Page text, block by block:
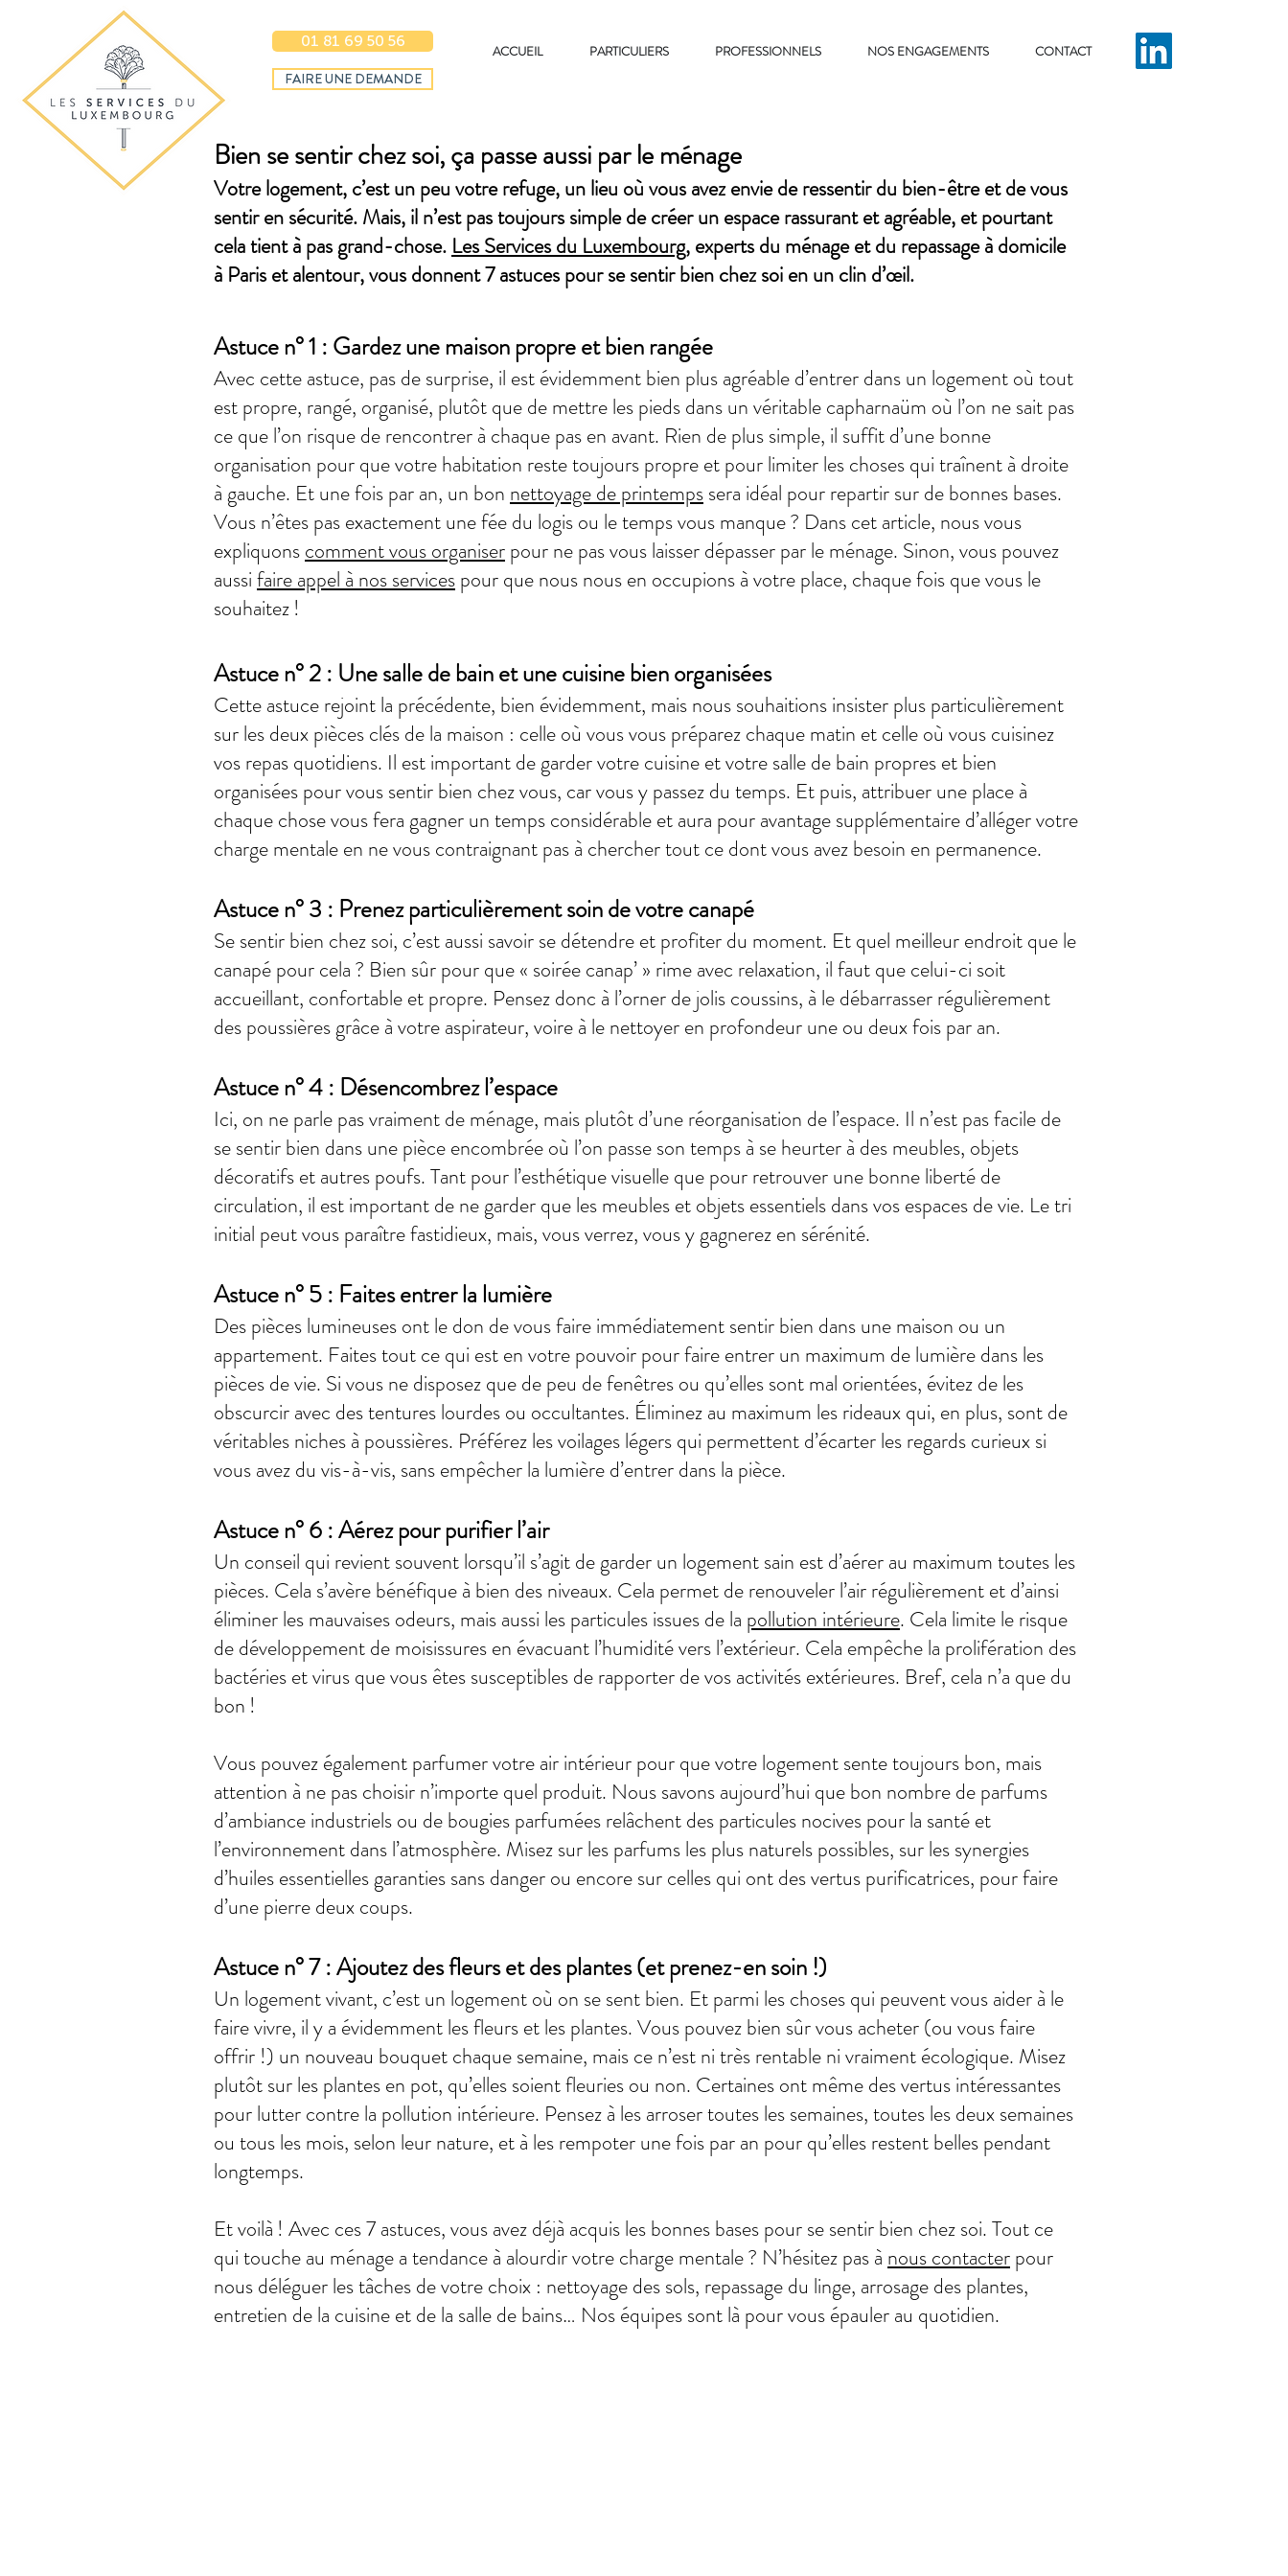
01 81 69 50 56
FAIRE UNE DEMANDE
ACCUEIL PARTICULIERS PROFESSIONNELS NOS ENGAGEMENTS CONTACT
Bien se sentir chez soi, ça passe aussi par le ménage
Votre logement, c’est un peu votre refuge, un lieu où vous avez envie de ressentir du bien-être et de vous
sentir en sécurité. Mais, il n’est pas toujours simple de créer un espace rassurant et agréable, et pourtant
cela tient à pas grand-chose. Les Services du Luxembourg, experts du ménage et du repassage à domicile
à Paris et alentour, vous donnent 7 astuces pour se sentir bien chez soi en un clin d’œil.
Astuce n° 1 : Gardez une maison propre et bien rangée
Avec cette astuce, pas de surprise, il est évidemment bien plus agréable d’entrer dans un logement où tout
est propre, rangé, organisé, plutôt que de mettre les pieds dans un véritable capharnaüm où l’on ne sait pas
ce que l’on risque de rencontrer à chaque pas en avant. Rien de plus simple, il suffit d’une bonne
organisation pour que votre habitation reste toujours propre et pour limiter les choses qui traînent à droite
à gauche. Et une fois par an, un bon nettoyage de printempssera idéal pour repartir sur de bonnes bases.
Vous n’êtes pas exactement une fée du logis ou le temps vous manque ? Dans cet article, nous vous
expliquonscomment vous organiserpour ne pas vous laisser dépasser par le ménage. Sinon, vous pouvez
aussifaire appel à nos servicespour que nous nous en occupions à votre place, chaque fois que vous le
souhaitez !
Astuce n° 2 : Une salle de bain et une cuisine bien organisées
Cette astuce rejoint la précédente, bien évidemment, mais nous souhaitions insister plus particulièrement
sur les deux pièces clés de la maison : celle où vous vous préparez chaque matin et celle où vous cuisinez
vos repas quotidiens. Il est important de garder votre cuisine et votre salle de bain propres et bien
organisées pour vous sentir bien chez vous, car vous y passez du temps. Et puis, attribuer une place à
chaque chose vous fera gagner un temps considérable et aura pour avantage supplémentaire d’alléger votre
charge mentale en ne vous contraignant pas à chercher tout ce dont vous avez besoin en permanence.
Astuce n° 3 : Prenez particulièrement soin de votre canapé
Se sentir bien chez soi, c’est aussi savoir se détendre et profiter du moment. Et quel meilleur endroit que le
canapé pour cela ? Bien sûr pour que « soirée canap’ » rime avec relaxation, il faut que celui-ci soit
accueillant, confortable et propre. Pensez donc à l’orner de jolis coussins, à le débarrasser régulièrement
des poussières grâce à votre aspirateur, voire à le nettoyer en profondeur une ou deux fois par an.
Astuce n° 4 : Désencombrez l’espace
Ici, on ne parle pas vraiment de ménage, mais plutôt d’une réorganisation de l’espace. Il n’est pas facile de
se sentir bien dans une pièce encombrée où l’on passe son temps à se heurter à des meubles, objets
décoratifs et autres poufs. Tant pour l’esthétique visuelle que pour retrouver une bonne liberté de
circulation, il est important de ne garder que les meubles et objets essentiels dans vos espaces de vie. Le tri
initial peut vous paraître fastidieux, mais, vous verrez, vous y gagnerez en sérénité.
Astuce n° 5 : Faites entrer la lumière
Des pièces lumineuses ont le don de vous faire immédiatement sentir bien dans une maison ou un
appartement. Faites tout ce qui est en votre pouvoir pour faire entrer un maximum de lumière dans les
pièces de vie. Si vous ne disposez que de peu de fenêtres ou qu’elles sont mal orientées, évitez de les
obscurcir avec des tentures lourdes ou occultantes. Éliminez au maximum les rideaux qui, en plus, sont de
véritables niches à poussières. Préférez les voilages légers qui permettent d’écarter les regards curieux si
vous avez du vis-à-vis, sans empêcher la lumière d’entrer dans la pièce.
Astuce n° 6 : Aérez pour purifier l’air
Un conseil qui revient souvent lorsqu’il s’agit de garder un logement sain est d’aérer au maximum toutes les
pièces. Cela s’avère bénéfique à bien des niveaux. Cela permet de renouveler l’air régulièrement et d’ainsi
éliminer les mauvaises odeurs, mais aussi les particules issues de la pollution intérieure. Cela limite le risque
de développement de moisissures en évacuant l’humidité vers l’extérieur. Cela empêche la prolifération des
bactéries et virus que vous êtes susceptibles de rapporter de vos activités extérieures. Bref, cela n’a que du
bon !
Vous pouvez également parfumer votre air intérieur pour que votre logement sente toujours bon, mais
attention à ne pas choisir n’importe quel produit. Nous savons aujourd’hui que bon nombre de parfums
d’ambiance industriels ou de bougies parfumées relâchent des particules nocives pour la santé et
l’environnement dans l’atmosphère. Misez sur les parfums les plus naturels possibles, sur les synergies
d’huiles essentielles garanties sans danger ou encore sur celles qui ont des vertus purificatrices, pour faire
d’une pierre deux coups.
Astuce n° 7 : Ajoutez des fleurs et des plantes (et prenez-en soin !)
Un logement vivant, c’est un logement où on se sent bien. Et parmi les choses qui peuvent vous aider à le
faire vivre, il y a évidemment les fleurs et les plantes. Vous pouvez bien sûr vous acheter (ou vous faire
offrir !) un nouveau bouquet chaque semaine, mais ce n’est ni très rentable ni vraiment écologique. Misez
plutôt sur les plantes en pot, qu’elles soient fleuries ou non. Certaines ont même des vertus intéressantes
pour lutter contre la pollution intérieure. Pensez à les arroser toutes les semaines, toutes les deux semaines
ou tous les mois, selon leur nature, et à les rempoter une fois par an pour qu’elles restent belles pendant
longtemps.
Et voilà ! Avec ces 7 astuces, vous avez déjà acquis les bonnes bases pour se sentir bien chez soi. Tout ce
qui touche au ménage a tendance à alourdir votre charge mentale ? N’hésitez pas à nous contacterpour
nous déléguer les tâches de votre choix : nettoyage des sols, repassage du linge, arrosage des plantes,
entretien de la cuisine et de la salle de bains… Nos équipes sont là pour vous épauler au quotidien.